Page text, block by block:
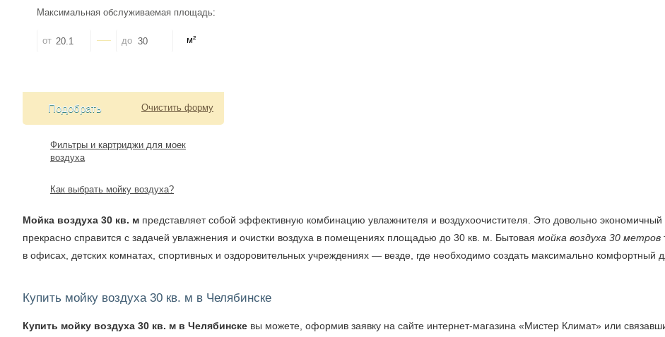
Максимальная обслуживаемая площадь:
от до м²
Очистить форму
Подобрать
Фильтры и картриджи для моек
воздуха
Как выбрать мойку воздуха?
Мойка воздуха 30 кв. м представляет собой эффективную комбинацию увлажнителя и воздухоочистителя. Это довольно
прекрасно справится с задачей увлажнения и очистки воздуха в помещениях площадью до 30 кв. м. Бытовая мойка воздуха 30 метров
в офисах, детских комнатах, спортивных и оздоровительных учреждениях — везде, где необходимо создать максимально комфортный
Купить мойку воздуха 30 кв. м в Челябинске
Купить мойку воздуха 30 кв. м в Челябинске вы можете, оформив заявку на сайте интернет-магазина «Мистер Климат» или